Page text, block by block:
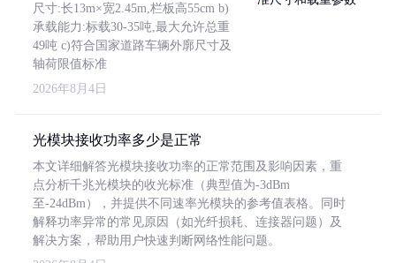
尺寸:长13m×宽2.45m,栏板高55cm b)
承载能力:标载30-35吨,最大允许总重
49吨 c)符合国家道路车辆外廓尺寸及
轴荷限值标准
2026年8月4日
光模块接收功率多少是正常
本文详细解答光模块接收功率的正常范围及影响因素，重
点分析千兆光模块的收光标准（典型值为-3dBm
至-24dBm），并提供不同速率光模块的参考值表格。同时
解释功率异常的常见原因（如光纤损耗、连接器问题）及
解决方案，帮助用户快速判断网络性能问题。